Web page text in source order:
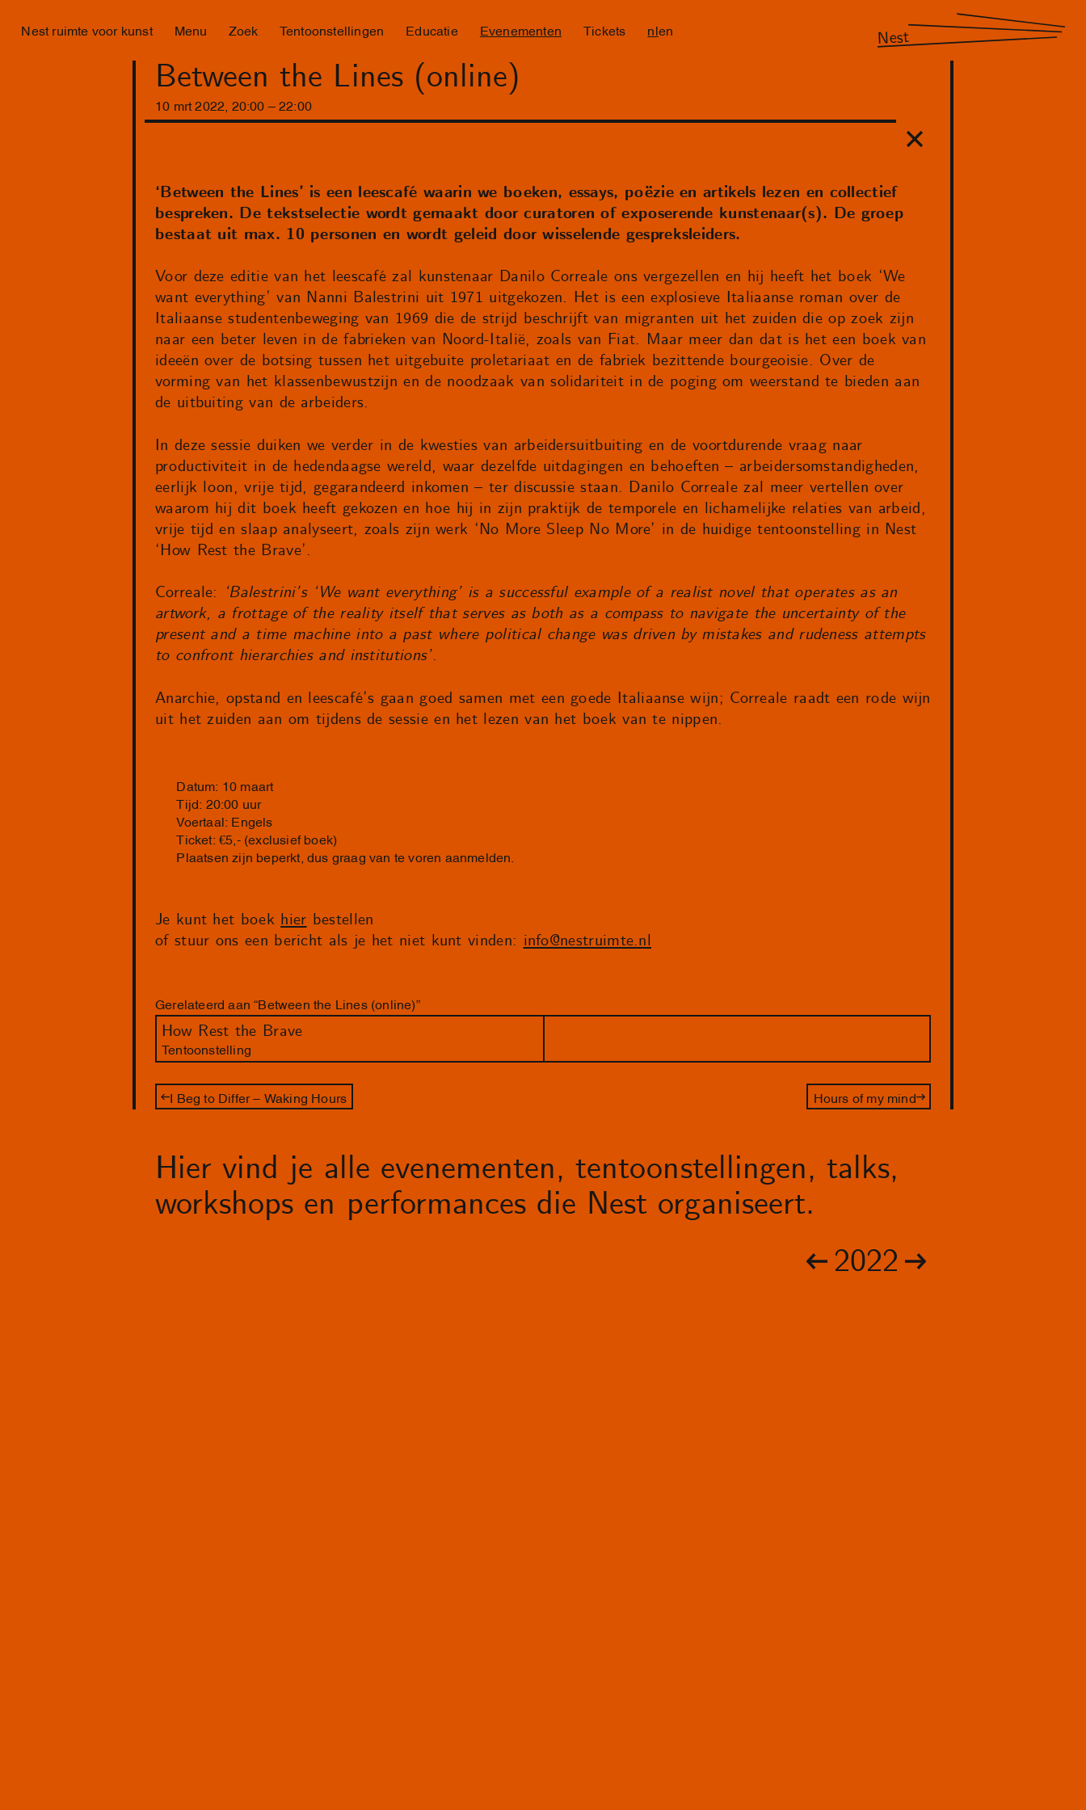
Nest ruimte voor kunst Menu Zoek Tentoonstellingen Educatie Evenementen Tickets nl en Nest
Between the Lines (online)
10 mrt 2022 20:00 –22 : 00
‘Between the Lines’ is een leescafé waarin we boeken, essays, poëzie en artikels lezen en collectief
bespreken. De tekstselectie wordt gemaakt door curatoren of exposerende kunstenaar(s). De groep
bestaat uit max. 10 personen en wordt geleid door wisselende gespreksleiders.
Voor deze editie van het leescafé zal kunstenaar Danilo Correale ons vergezellen en hij heeft het boek ‘We
want everything’ van Nanni Balestrini uit 1971 uitgekozen. Het is een explosieve Italiaanse roman over de
Italiaanse studentenbeweging van 1969 die de strijd beschrijft van migranten uit het zuiden die op zoek zijn
naar een beter leven in de fabrieken van Noord-Italië, zoals van Fiat. Maar meer dan dat is het een boek van
ideeën over de botsing tussen het uitgebuite proletariaat en de fabriek bezittende bourgeoisie. Over de
vorming van het klassenbewustzijn en de noodzaak van solidariteit in de poging om weerstand te bieden aan
de uitbuiting van de arbeiders.
In deze sessie duiken we verder in de kwesties van arbeidersuitbuiting en de voortdurende vraag naar
productiviteit in de hedendaagse wereld, waar dezelfde uitdagingen en behoeften – arbeidersomstandigheden,
eerlijk loon, vrije tijd, gegarandeerd inkomen – ter discussie staan. Danilo Correale zal meer vertellen over
waarom hij dit boek heeft gekozen en hoe hij in zijn praktijk de temporele en lichamelijke relaties van arbeid,
vrije tijd en slaap analyseert, zoals zijn werk ‘No More Sleep No More’ in de huidige tentoonstelling in Nest
‘How Rest the Brave’.
Correale: ‘Balestrini’s ‘We want everything’ is a successful example of a realist novel that operates as an
artwork, a frottage of the reality itself that serves as both as a compass to navigate the uncertainty of the
present and a time machine into a past where political change was driven by mistakes and rudeness attempts
to confront hierarchies and institutions’.
Anarchie, opstand en leescafé’s gaan goed samen met een goede Italiaanse wijn; Correale raadt een rode wijn
uit het zuiden aan om tijdens de sessie en het lezen van het boek van te nippen.
Datum: 10 maart
Tijd: 20:00 uur
Voertaal: Engels
Ticket: €5,- (exclusief boek)
Plaatsen zijn beperkt, dus graag van te voren aanmelden.
Je kunt het boekhierbestellen
of stuur ons een bericht als je het niet kunt vinden:info@nestruimte.nl
Gerelateerd aan “Between the Lines (online)”
How Rest the Brave
Tentoonstelling
I Beg to Differ – Waking Hours Hours of my mind
Hier vind je alle evenementen, tentoonstellingen, talks,
workshops en performances die Nest organiseert.
2022